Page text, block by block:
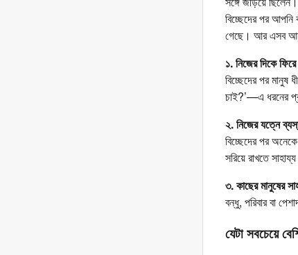
বিচ্ছেদের পর
গেছে। আর এসব
১. নিজের দিকে
বিচ্ছেদের পর মানুষ
চাই?’—এ ধরনের
২. নিজের যত্নে
বিচ্ছেদের পর
সরিয়ে রাখতে
৩. কাছের মানুষের
বন্ধু, পরিবার বা
যেটা সবচেয়ে